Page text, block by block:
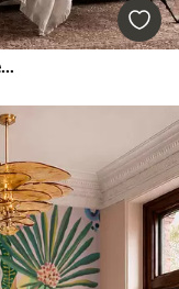
Снежни планински врхови и мирно језеро са одразом попут огледала